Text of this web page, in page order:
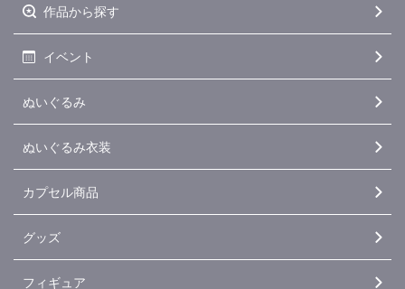
作品から探す
イベント
ぬいぐるみ
ぬいぐるみ衣装
カプセル商品
グッズ
フィギュア